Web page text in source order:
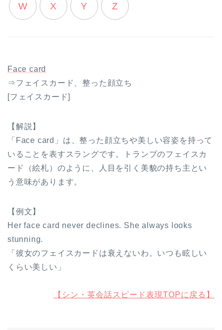
W X Y Z
Face card
⇒フェイスカード、整った顔立ち
[フェイスカード]
【解説】
「Face card」は、整った顔立ちや美しい容姿を持って
いることを表すスラングです。トランプのフェイスカ
ード（絵札）のように、人目を引く美貌の持ち主とい
う意味があります。
【例文】
Her face card never declines. She always looks
stunning.
「彼女のフェイスカードは衰えないわ。いつも眩しい
くらい美しい」
【シン・英会話スピード表現TOPに戻る】